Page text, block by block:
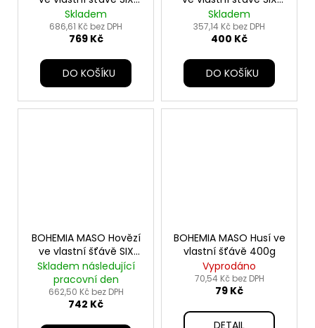
PACK 12x400g
Skladem
686,61 Kč bez DPH
769 Kč
DO KOŠÍKU
PACK 6x400g
Skladem
357,14 Kč bez DPH
400 Kč
DO KOŠÍKU
BOHEMIA MASO Hovězí
ve vlastní šťávě SIX
PACK 6x800g
Skladem následující
pracovní den
662,50 Kč bez DPH
742 Kč
BOHEMIA MASO Husí ve
vlastní šťávě 400g
Vyprodáno
70,54 Kč bez DPH
79 Kč
DETAIL